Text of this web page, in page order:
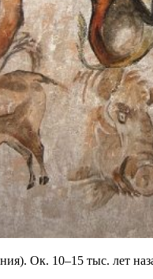
Ок. 10–15 тыс. лет